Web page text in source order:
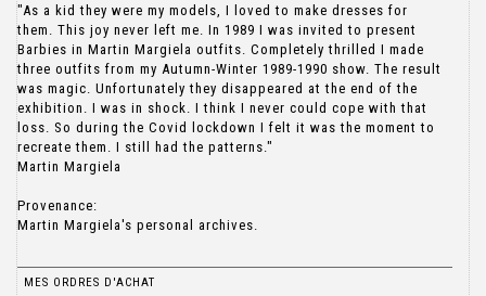
"As a kid they were my models, I loved to make dresses for
them. This joy never left me. In 1989 I was invited to present
Barbies in Martin Margiela outfits. Completely thrilled I made
three outfits from my Autumn-Winter 1989-1990 show. The result
was magic. Unfortunately they disappeared at the end of the
exhibition. I was in shock. I think I never could cope with that
loss. So during the Covid lockdown I felt it was the moment to
recreate them. I still had the patterns."
Martin Margiela
Provenance:
Martin Margiela's personal archives.
MES ORDRES D'ACHAT